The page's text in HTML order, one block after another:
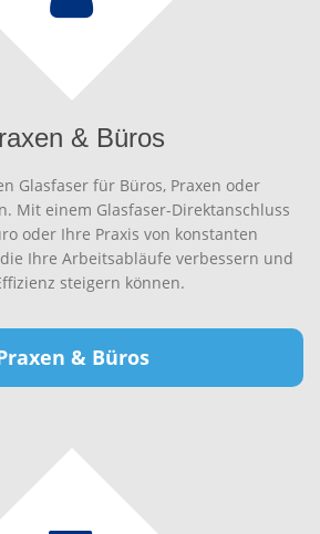
& Büros
Glasfaser für Büros, Praxen oder
Mit einem Glasfaser-Direktanschluss
oder Ihre Praxis von konstanten
Ihre Arbeitsabläufe verbessern und
steigern können.
& Büros